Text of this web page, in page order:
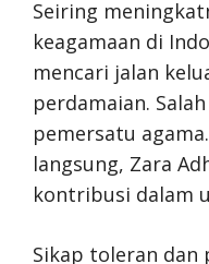
Seiring
keagamaan di
mencari jalan
perdamaian.
pemersatu
langsung, Zara
kontribusi dalam
Sikap toleran dan